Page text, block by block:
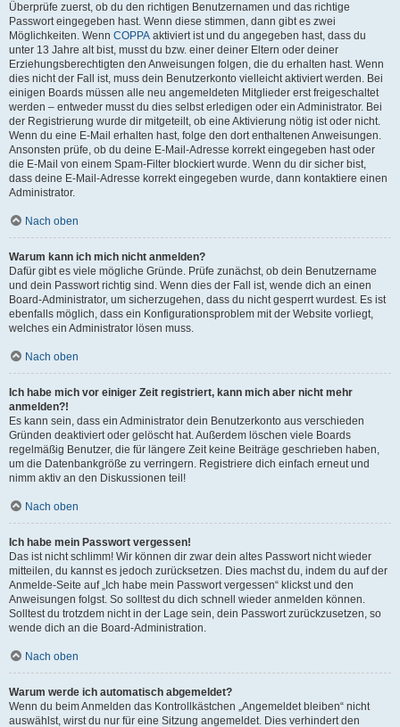
Überprüfe zuerst, ob du den richtigen Benutzernamen und das richtige
Passwort eingegeben hast. Wenn diese stimmen, dann gibt es zwei
Möglichkeiten. Wenn COPPA aktiviert ist und du angegeben hast, dass du
unter 13 Jahre alt bist, musst du bzw. einer deiner Eltern oder deiner
Erziehungsberechtigten den Anweisungen folgen, die du erhalten hast. Wenn
dies nicht der Fall ist, muss dein Benutzerkonto vielleicht aktiviert werden. Bei
einigen Boards müssen alle neu angemeldeten Mitglieder erst freigeschaltet
werden – entweder musst du dies selbst erledigen oder ein Administrator. Bei
der Registrierung wurde dir mitgeteilt, ob eine Aktivierung nötig ist oder nicht.
Wenn du eine E-Mail erhalten hast, folge den dort enthaltenen Anweisungen.
Ansonsten prüfe, ob du deine E-Mail-Adresse korrekt eingegeben hast oder
die E-Mail von einem Spam-Filter blockiert wurde. Wenn du dir sicher bist,
dass deine E-Mail-Adresse korrekt eingegeben wurde, dann kontaktiere einen
Administrator.
Nach oben
Warum kann ich mich nicht anmelden?
Dafür gibt es viele mögliche Gründe. Prüfe zunächst, ob dein Benutzername
und dein Passwort richtig sind. Wenn dies der Fall ist, wende dich an einen
Board-Administrator, um sicherzugehen, dass du nicht gesperrt wurdest. Es ist
ebenfalls möglich, dass ein Konfigurationsproblem mit der Website vorliegt,
welches ein Administrator lösen muss.
Nach oben
Ich habe mich vor einiger Zeit registriert, kann mich aber nicht mehr
anmelden?!
Es kann sein, dass ein Administrator dein Benutzerkonto aus verschieden
Gründen deaktiviert oder gelöscht hat. Außerdem löschen viele Boards
regelmäßig Benutzer, die für längere Zeit keine Beiträge geschrieben haben,
um die Datenbankgröße zu verringern. Registriere dich einfach erneut und
nimm aktiv an den Diskussionen teil!
Nach oben
Ich habe mein Passwort vergessen!
Das ist nicht schlimm! Wir können dir zwar dein altes Passwort nicht wieder
mitteilen, du kannst es jedoch zurücksetzen. Dies machst du, indem du auf der
Anmelde-Seite auf „Ich habe mein Passwort vergessen“ klickst und den
Anweisungen folgst. So solltest du dich schnell wieder anmelden können.
Solltest du trotzdem nicht in der Lage sein, dein Passwort zurückzusetzen, so
wende dich an die Board-Administration.
Nach oben
Warum werde ich automatisch abgemeldet?
Wenn du beim Anmelden das Kontrollkästchen „Angemeldet bleiben“ nicht
auswählst, wirst du nur für eine Sitzung angemeldet. Dies verhindert den